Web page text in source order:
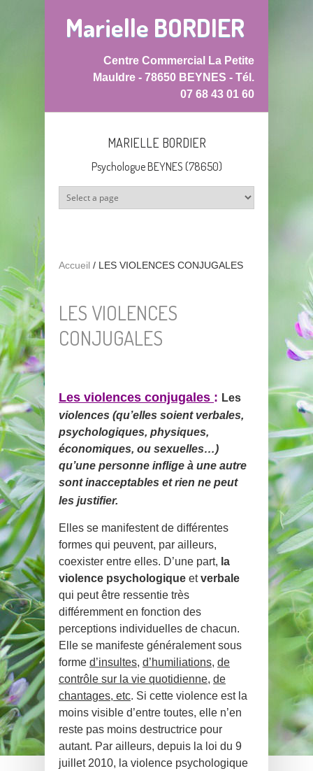
Marielle BORDIER
Centre Commercial La Petite
Mauldre - 78650 BEYNES - Tél.
07 68 43 01 60
MARIELLE BORDIER
Psychologue BEYNES (78650)
Accueil / LES VIOLENCES CONJUGALES
LES VIOLENCES
CONJUGALES
Les violences conjugales : Les
violences (qu’elles soient verbales,
psychologiques, physiques,
économiques, ou sexuelles…)
qu’une personne inflige à une autre
sont inacceptables et rien ne peut
les justifier.
Elles se manifestent de différentes
formes qui peuvent, par ailleurs,
coexister entre elles. D’une part, la
violence psychologique etverbale
qui peut être ressentie très
différemment en fonction des
perceptions individuelles de chacun.
Elle se manifeste généralement sous
forme d’insultes, d’humiliations, de
contrôle sur la vie quotidienne, de
chantages, etc. Si cette violence est la
moins visible d’entre toutes, elle n’en
reste pas moins destructrice pour
autant. Par ailleurs, depuis la loi du 9
juillet 2010, la violence psychologique